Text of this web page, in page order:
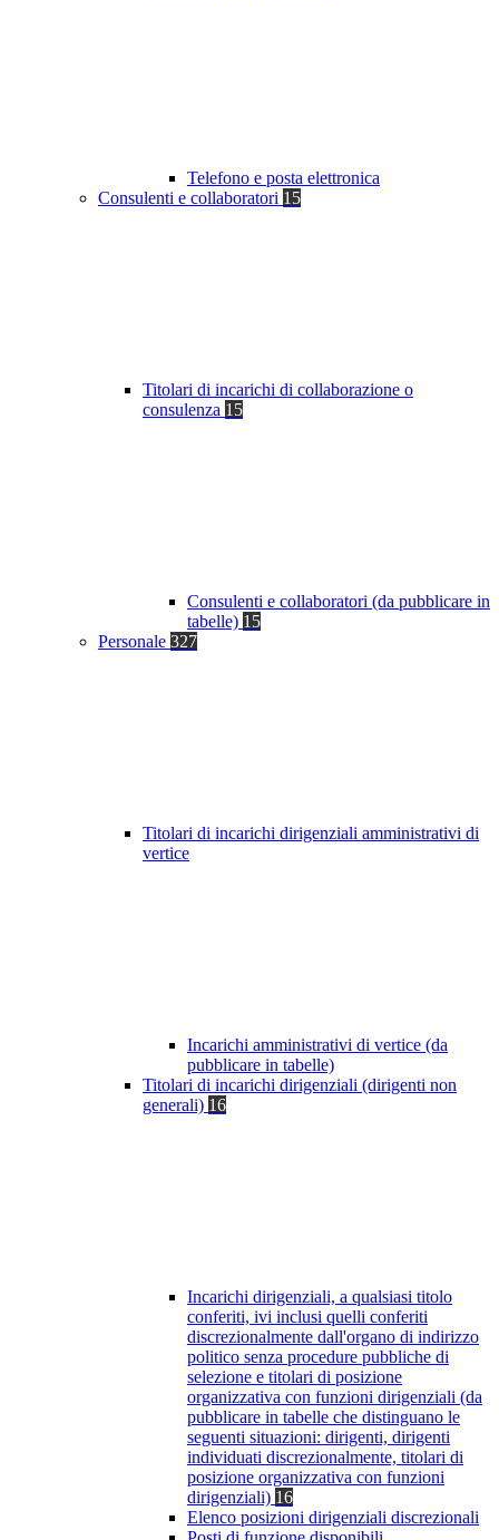
Telefono e posta elettronica
Consulenti e collaboratori 15
Titolari di incarichi di collaborazione o
consulenza 15
Consulenti e collaboratori (da pubblicare in
tabelle) 15
Personale 327
Titolari di incarichi dirigenziali amministrativi di
vertice
Incarichi amministrativi di vertice (da
pubblicare in tabelle)
Titolari di incarichi dirigenziali (dirigenti non
generali) 16
Incarichi dirigenziali, a qualsiasi titolo
conferiti, ivi inclusi quelli conferiti
discrezionalmente dall'organo di indirizzo
politico senza procedure pubbliche di
selezione e titolari di posizione
organizzativa con funzioni dirigenziali (da
pubblicare in tabelle che distinguano le
seguenti situazioni: dirigenti, dirigenti
individuati discrezionalmente, titolari di
posizione organizzativa con funzioni
dirigenziali) 16
Elenco posizioni dirigenziali discrezionali